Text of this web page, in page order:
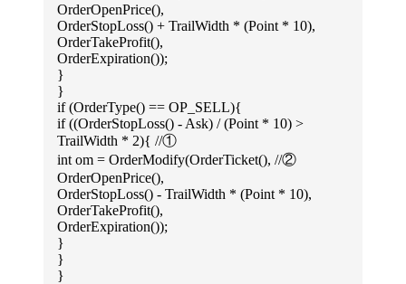
OrderOpenPrice(),
OrderStopLoss() + TrailWidth * (Point * 10),
OrderTakeProfit(),
OrderExpiration());
}
}
if (OrderType() == OP_SELL){
if ((OrderStopLoss() - Ask) / (Point * 10) >
TrailWidth * 2){ //①
int om = OrderModify(OrderTicket(), //②
OrderOpenPrice(),
OrderStopLoss() - TrailWidth * (Point * 10),
OrderTakeProfit(),
OrderExpiration());
}
}
}